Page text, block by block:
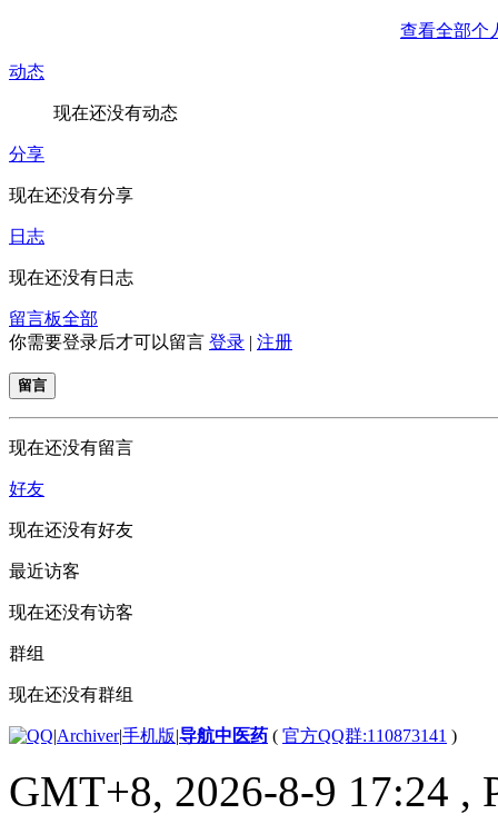
查看全部个
动态
现在还没有动态
分享
现在还没有分享
日志
现在还没有日志
留言板全部
你需要登录后才可以留言 登录 | 注册
留言
现在还没有留言
好友
现在还没有好友
最近访客
现在还没有访客
群组
现在还没有群组
|Archiver|手机版|导航中医药 ( 官方QQ群:110873141 )
GMT+8, 2026-8-9 17:24 ,